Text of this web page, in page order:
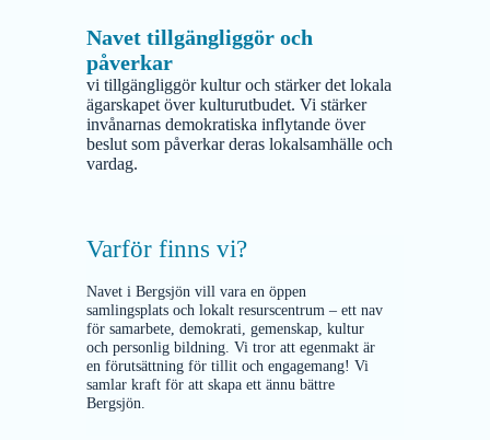
Navet tillgängliggör och
påverkar
vi tillgängliggör kultur och stärker det lokala
ägarskapet över kulturutbudet. Vi stärker
invånarnas demokratiska inflytande över
beslut som påverkar deras lokalsamhälle och
vardag.
Varför finns vi?
Navet i Bergsjön vill vara en öppen
samlingsplats och lokalt resurscentrum – ett nav
för samarbete, demokrati, gemenskap, kultur
och personlig bildning. Vi tror att egenmakt är
en förutsättning för tillit och engagemang! Vi
samlar kraft för att skapa ett ännu bättre
Bergsjön.